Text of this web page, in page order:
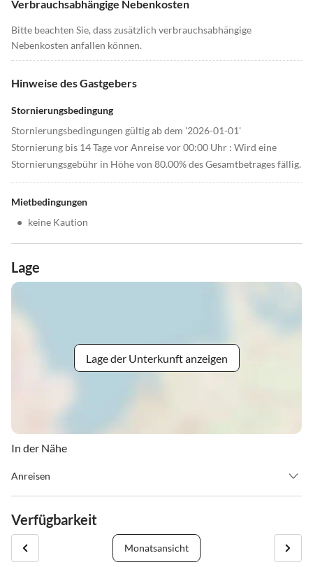
Verbrauchsabhängige Nebenkosten
Bitte beachten Sie, dass zusätzlich verbrauchsabhängige
Nebenkosten anfallen können.
Hinweise des Gastgebers
Stornierungsbedingung
Stornierungsbedingungen gültig ab dem '2026-01-01'
Stornierung bis 14 Tage vor Anreise vor 00:00 Uhr : Wird eine
Stornierungsgebühr in Höhe von 80.00% des Gesamtbetrages fällig.
Mietbedingungen
• keine Kaution
Lage
Lage der Unterkunft anzeigen
In der Nähe
Anreisen
die Familie Horn (Tel: +4960639519501 oder +4915161460744).
Bitte nehmen Sie bis spätestens eine Stunde vor Ihrer Ankunft
telefonisch Kontakt auf, damit die Schlüsselübergabe terminiert
Verfügbarkeit
Monatsansicht